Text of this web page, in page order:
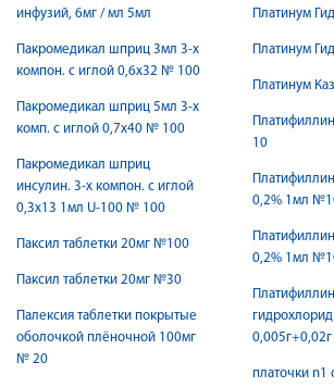
инфузий, 6мг / мл 5мл
Пакромедикал шприц 3мл 3-х
компон. с иглой 0,6х32 № 100
Пакромедикал шприц 5мл 3-х
комп. с иглой 0,7х40 № 100
Пакромедикал шприц
инсулин. 3-х компон. с иглой
0,3х13 1мл U-100 № 100
Паксил таблетки 20мг №100
Паксил таблетки 20мг №30
Палексия таблетки покрытые
оболочкой плёночной 100мг
№ 20
Платинум
Платинум
Платинум
10
0,2% 1мл
0,2% 1мл
платочки n1